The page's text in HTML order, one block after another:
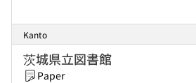
Kanto
茨城県立図書館
Paper